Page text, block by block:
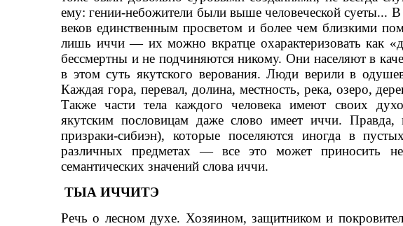
ему: гении-небожители были выше человеческой суеты...
веков единственным просветом и более чем близкими
лишь иччи — их можно вкратце охарактеризовать как
бессмертны и не подчиняются никому. Они населяют в
в этом суть якутского верования. Люди верили в
Каждая гора, перевал, долина, местность, река, озеро,
Также части тела каждого человека имеют своих
якутским пословицам даже слово имеет иччи.
призраки-сибиэн), которые поселяются иногда в
различных предметах — все это может приносить
семантических значений слова иччи.
ТЫА ИЧЧИТЭ
Речь о лесном духе. Хозяином, защитником и